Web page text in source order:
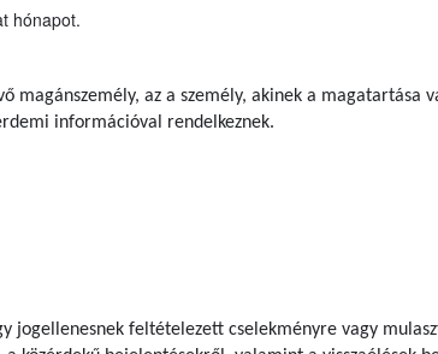
hónapot.
magánszemély, az a személy, akinek a magatartása
információval rendelkeznek.
jogellenesnek feltételezett cselekményre vagy